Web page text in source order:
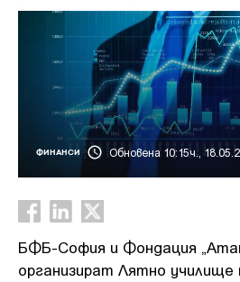
ФИНАНСИ Обновена 10:15ч.,
БФБ-София и Фондация
организират Лятно училище